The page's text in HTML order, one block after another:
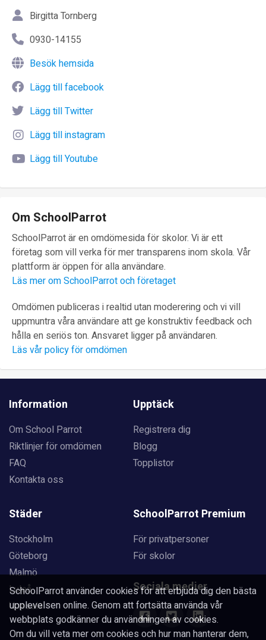
Birgitta Tornberg
0930-14155
Besök hemsida
Lägg till facebook
Lägg till Twitter
Lägg till instagram
Lägg till Youtube
Om SchoolParrot
SchoolParrot är en omdömesida för skolor. Vi är ett
företag som vill verka för mer transparens inom skola. Vår
plattform är öppen för alla användare.
Läs mer om SchoolParrot och företaget
Omdömen publiceras i realtid utan moderering och vi vill
uppmuntra våra användare att ge konstruktiv feedback och
hålla en seriös ton. Ansvaret ligger på användaren.
Läs vår policy för omdömen
Information
Om School Parrot
Riktlinjer för omdömen
FAQ
Kontakta oss
Upptäck
Registrera dig
Blogg
Topplistor
Städer
Stockholm
Göteborg
Malmö
Luleå
Uppsala
SchoolParrot Premium
För privatpersoner
För skolor
Sociala medier
SchoolParrot använder cookies för att erbjuda dig den bästa
upplevelsen online. Genom att fortsätta använda vår
webbplats godkänner du användningen av cookies.
Om du vill veta mer om cookies och hur man hanterar dem,